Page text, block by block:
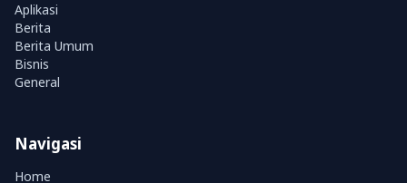
Aplikasi
Berita
Berita Umum
Bisnis
General
Navigasi
Home